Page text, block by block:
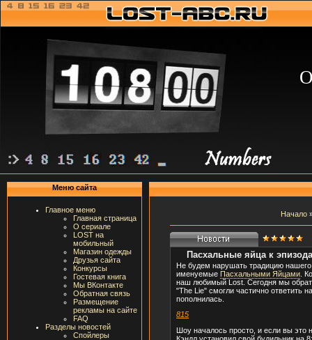
Меню сайта
Главное меню
Главная страница
О сериале
LOST на
мобильный
Магазин одежды
Друзья сайта
Конкурсы
Гостевая книга
Мы ВКонтакте
Обратная связь
Размещение
рекламы на сайте
FAQ
Разделы новостей
Спойлеры
Начало
Пасхальные яйца к
Не будем нарушать традицию
именуемые Пасхальными Яйцами .
наш любимый Lost. Сегодня мы
"The Lie" смогли частично ответить
пополнилась.
815
Шоу началось просто, и если вы это